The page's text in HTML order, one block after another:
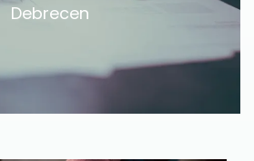
Debrecen